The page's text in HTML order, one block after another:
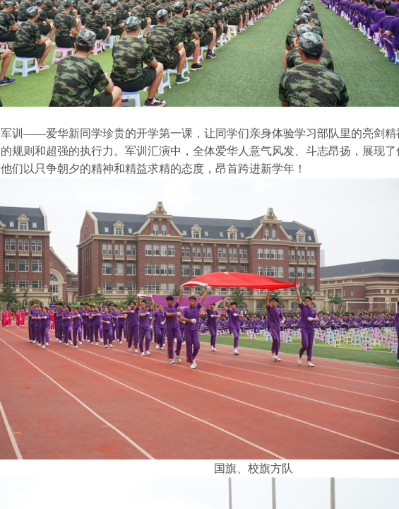
爱华新同学珍贵的开学第一课，让同学们亲身体验学习部队里的亮剑精
规则和超强的执行力。军训汇演中，全体爱华人意气风发、斗志昂扬，展现
们以只争朝夕的精神和精益求精的态度，昂首跨进新学年！
国旗、校旗方队